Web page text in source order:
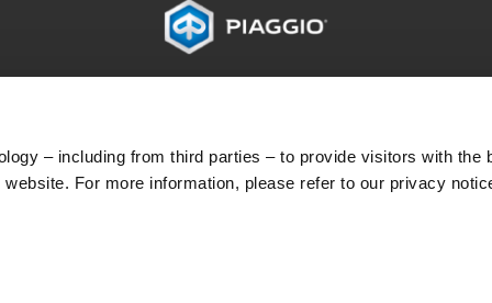
– including from third parties – to provide visitors with the
For more information, please refer to our privacy
4-годишна гаранция
Планирана поддръжка
Оригинални резервни части